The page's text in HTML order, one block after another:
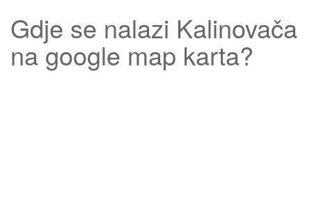
Gdje se nalazi Kalinovača
na google map karta?